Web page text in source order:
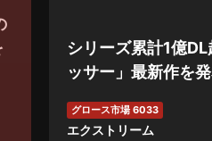
シリーズ累計1億
ッサー」最新作を
グロース市場 6033
エクストリーム